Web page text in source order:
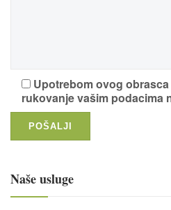
Upotrebom ovog
rukovanje vašim podacima
Naše usluge